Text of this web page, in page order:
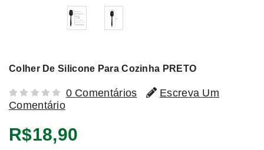
Colher De Silicone Para Cozinha PRETO
0 Comentários
Escreva Um
Comentário
R$18,90